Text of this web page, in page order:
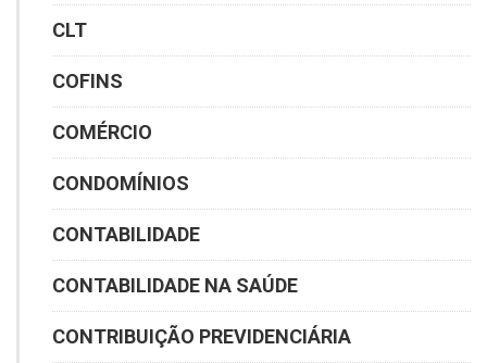
CLT
COFINS
COMÉRCIO
CONDOMÍNIOS
CONTABILIDADE
CONTABILIDADE NA SAÚDE
CONTRIBUIÇÃO PREVIDENCIÁRIA